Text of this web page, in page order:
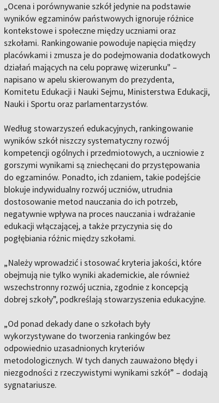
„Ocena i porównywanie szkół jedynie na podstawie
wyników egzaminów państwowych ignoruje różnice
kontekstowe i społeczne między uczniami oraz
szkołami. Rankingowanie powoduje napięcia między
placówkami i zmusza je do podejmowania dodatkowych
działań mających na celu poprawę wizerunku" –
napisano w apelu skierowanym do prezydenta,
Komitetu Edukacji i Nauki Sejmu, Ministerstwa Edukacji,
Nauki i Sportu oraz parlamentarzystów.
Według stowarzyszeń edukacyjnych, rankingowanie
wyników szkół niszczy systematyczny rozwój
kompetencji ogólnych i przedmiotowych, a uczniowie z
gorszymi wynikami są zniechęcani do przystępowania
do egzaminów. Ponadto, ich zdaniem, takie podejście
blokuje indywidualny rozwój uczniów, utrudnia
dostosowanie metod nauczania do ich potrzeb,
negatywnie wpływa na proces nauczania i wdrażanie
edukacji włączającej, a także przyczynia się do
pogłębiania różnic między szkołami.
„Należy wprowadzić i stosować kryteria jakości, które
obejmują nie tylko wyniki akademickie, ale również
wszechstronny rozwój ucznia, zgodnie z koncepcją
dobrej szkoły”, podkreślają stowarzyszenia edukacyjne.
„Od ponad dekady dane o szkołach były
wykorzystywane do tworzenia rankingów bez
odpowiednio uzasadnionych kryteriów
metodologicznych. W tych danych zauważono błędy i
niezgodności z rzeczywistymi wynikami szkół” – dodają
sygnatariusze.